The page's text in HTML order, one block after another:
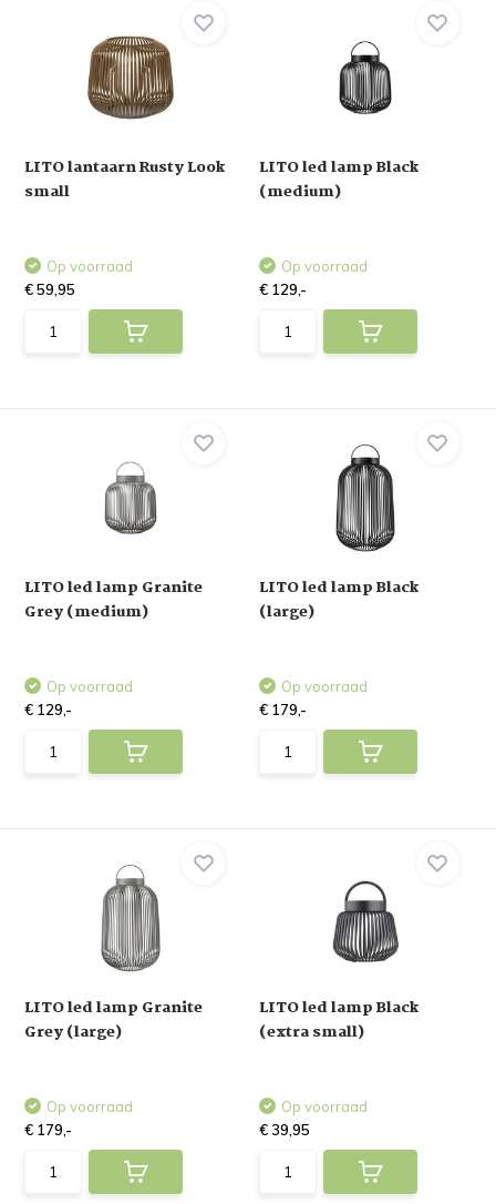
LITO lantaarn Rusty Look
small
Op voorraad
€ 59,95
LITO led lamp Black
(medium)
Op voorraad
€ 129,-
LITO led lamp Granite
Grey (medium)
Op voorraad
€ 129,-
LITO led lamp Black
(large)
Op voorraad
€ 179,-
LITO led lamp Granite
Grey (large)
Op voorraad
€ 179,-
LITO led lamp Black
(extra small)
Op voorraad
€ 39,95